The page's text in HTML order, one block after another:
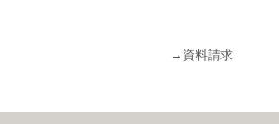
→ 資料請求